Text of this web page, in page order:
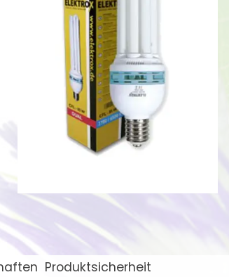
Produktsicherheit